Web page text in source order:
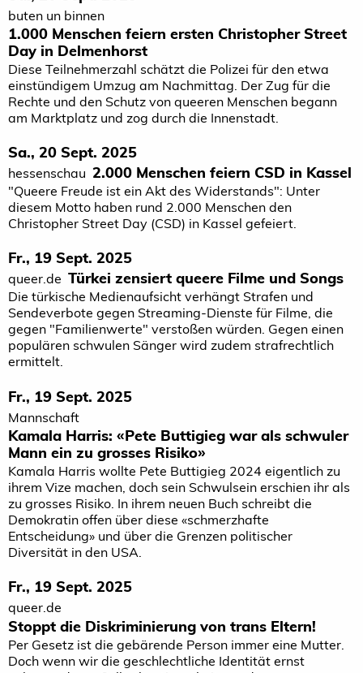
buten un binnen
1.000 Menschen feiern ersten Christopher Street
Day in Delmenhorst
Diese Teilnehmerzahl schätzt die Polizei für den etwa
einstündigem Umzug am Nachmittag. Der Zug für die
Rechte und den Schutz von queeren Menschen begann
am Marktplatz und zog durch die Innenstadt.
Sa., 20 Sept. 2025
hessenschau 2.000 Menschen feiern CSD in Kassel
"Queere Freude ist ein Akt des Widerstands": Unter
diesem Motto haben rund 2.000 Menschen den
Christopher Street Day (CSD) in Kassel gefeiert.
Fr., 19 Sept. 2025
queer.de Türkei zensiert queere Filme und Songs
Die türkische Medienaufsicht verhängt Strafen und
Sendeverbote gegen Streaming-Dienste für Filme, die
gegen "Familienwerte" verstoßen würden. Gegen einen
populären schwulen Sänger wird zudem strafrechtlich
ermittelt.
Fr., 19 Sept. 2025
Mannschaft
Kamala Harris: «Pete Buttigieg war als schwuler
Mann ein zu grosses Risiko»
Kamala Harris wollte Pete Buttigieg 2024 eigentlich zu
ihrem Vize machen, doch sein Schwulsein erschien ihr als
zu grosses Risiko. In ihrem neuen Buch schreibt die
Demokratin offen über diese «schmerzhafte
Entscheidung» und über die Grenzen politischer
Diversität in den USA.
Fr., 19 Sept. 2025
queer.de
Stoppt die Diskriminierung von trans Eltern!
Per Gesetz ist die gebärende Person immer eine Mutter.
Doch wenn wir die geschlechtliche Identität ernst